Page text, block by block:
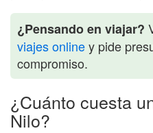
¿Pensando en viajar?
viajes onliney pide
compromiso.
¿Cuánto cuesta
Nilo?